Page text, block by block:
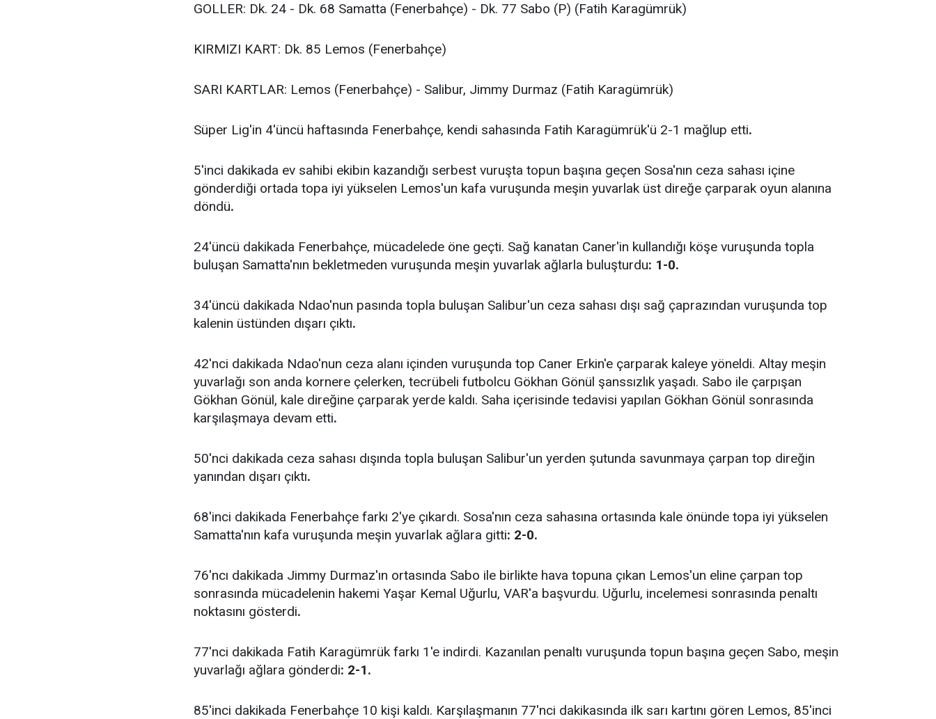
GOLLER: Dk. 24 - Dk. 68 Samatta (Fenerbahçe) - Dk. 77 Sabo (P) (Fatih Karagümrük)
KIRMIZI KART: Dk. 85 Lemos (Fenerbahçe)
SARI KARTLAR: Lemos (Fenerbahçe) - Salibur, Jimmy Durmaz (Fatih Karagümrük)
Süper Lig'in 4'üncü haftasında Fenerbahçe, kendi sahasında Fatih Karagümrük'ü 2-1 mağlup etti.
5'inci dakikada ev sahibi ekibin kazandığı serbest vuruşta topun başına geçen Sosa'nın ceza sahası içine
gönderdiği ortada topa iyi yükselen Lemos'un kafa vuruşunda meşin yuvarlak üst direğe çarparak oyun alanına
döndü.
24'üncü dakikada Fenerbahçe, mücadelede öne geçti. Sağ kanatan Caner'in kullandığı köşe vuruşunda topla
buluşan Samatta'nın bekletmeden vuruşunda meşin yuvarlak ağlarla buluşturdu: 1-0.
34'üncü dakikada Ndao'nun pasında topla buluşan Salibur'un ceza sahası dışı sağ çaprazından vuruşunda top
kalenin üstünden dışarı çıktı.
42'nci dakikada Ndao'nun ceza alanı içinden vuruşunda top Caner Erkin'e çarparak kaleye yöneldi. Altay meşin
yuvarlağı son anda kornere çelerken, tecrübeli futbolcu Gökhan Gönül şanssızlık yaşadı. Sabo ile çarpışan
Gökhan Gönül, kale direğine çarparak yerde kaldı. Saha içerisinde tedavisi yapılan Gökhan Gönül sonrasında
karşılaşmaya devam etti.
50'nci dakikada ceza sahası dışında topla buluşan Salibur'un yerden şutunda savunmaya çarpan top direğin
yanından dışarı çıktı.
68'inci dakikada Fenerbahçe farkı 2'ye çıkardı. Sosa'nın ceza sahasına ortasında kale önünde topa iyi yükselen
Samatta'nın kafa vuruşunda meşin yuvarlak ağlara gitti: 2-0.
76'ncı dakikada Jimmy Durmaz'ın ortasında Sabo ile birlikte hava topuna çıkan Lemos'un eline çarpan top
sonrasında mücadelenin hakemi Yaşar Kemal Uğurlu, VAR'a başvurdu. Uğurlu, incelemesi sonrasında penaltı
noktasını gösterdi.
77'nci dakikada Fatih Karagümrük farkı 1'e indirdi. Kazanılan penaltı vuruşunda topun başına geçen Sabo, meşin
yuvarlağı ağlara gönderdi: 2-1.
85'inci dakikada Fenerbahçe 10 kişi kaldı. Karşılaşmanın 77'nci dakikasında ilk sarı kartını gören Lemos, 85'inci